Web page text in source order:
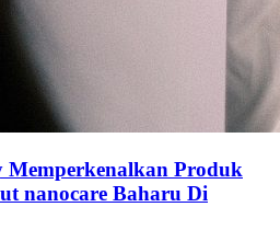
Memperkenalkan Produk
nanocare Baharu Di